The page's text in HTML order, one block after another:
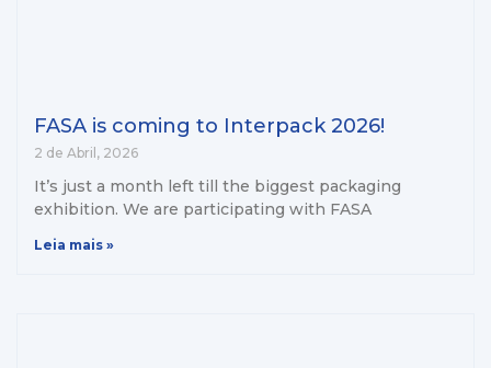
FASA is coming to Interpack 2026!
2 de Abril, 2026
It’s just a month left till the biggest packaging
exhibition. We are participating with FASA
Leia mais »